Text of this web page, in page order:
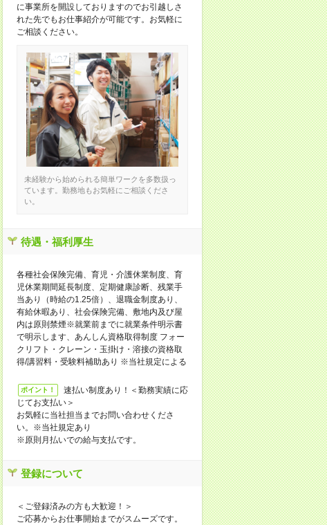
に事業所を開設しておりますのでお引越しさ
れた先でもお仕事紹介が可能です。お気軽に
ご相談ください。
未経験から始められる簡単ワークを多数扱っ
ています。勤務地もお気軽にご相談くださ
い。
待遇・福利厚生
各種社会保険完備、育児・介護休業制度、育
児休業期間延長制度、定期健康診断、残業手
当あり（時給の1.25倍）、退職金制度あり、
有給休暇あり、社会保険完備、敷地内及び屋
内は原則禁煙※就業前までに就業条件明示書
で明示します、あんしん資格取得制度 フォー
クリフト・クレーン・玉掛け・溶接の資格取
得/講習料・受験料補助あり ※当社規定による
ポイント！
速払い制度あり！＜勤務実績に応
じてお支払い＞
お気軽に当社担当までお問い合わせくださ
い。※当社規定あり
※原則月払いでの給与支払です。
登録について
＜ご登録済みの方も大歓迎！＞
ご応募からお仕事開始までがスムーズです。